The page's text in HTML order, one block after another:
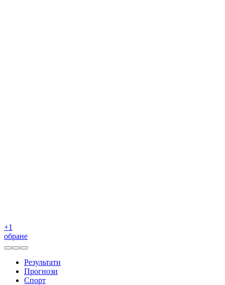
+1
обране
Результати
Прогнози
Спорт